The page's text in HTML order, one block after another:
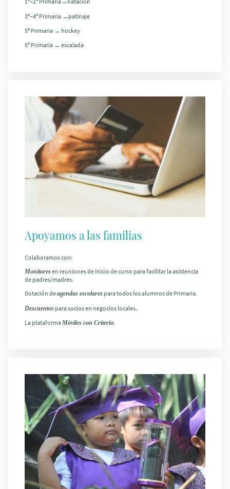
3º–4º Primaria →patinaje
5º Primaria → hockey
6º Primaria → escalada
Apoyamos a las familias
Colaboramos con:
Monitoresen reuniones de inicio de curso para facilitar la asistencia
de padres/madres.
Dotación deagendas escolares para todos los alumnos de Primaria.
Descuentos para sociosen negocios locales.
La plataformaMóviles con Criterio.